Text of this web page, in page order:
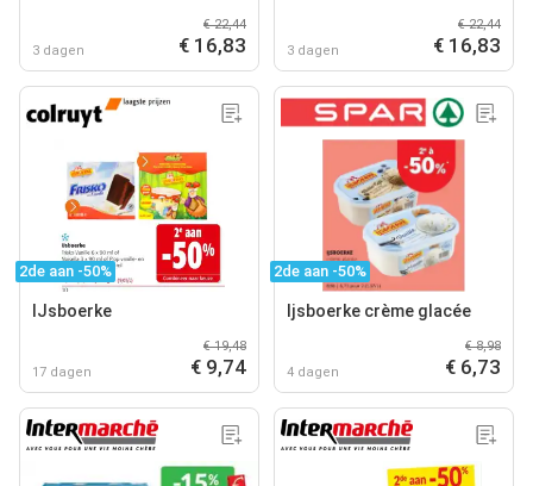
3 dagen
€ 22,44
€ 16,83 3 dagen
€ 22,44
€ 16,83
2de aan -50%
IJsboerke
17 dagen
€ 19,48
€ 9,74
2de aan -50%
Ijsboerke crème glacée
4 dagen
€ 8,98
€ 6,73